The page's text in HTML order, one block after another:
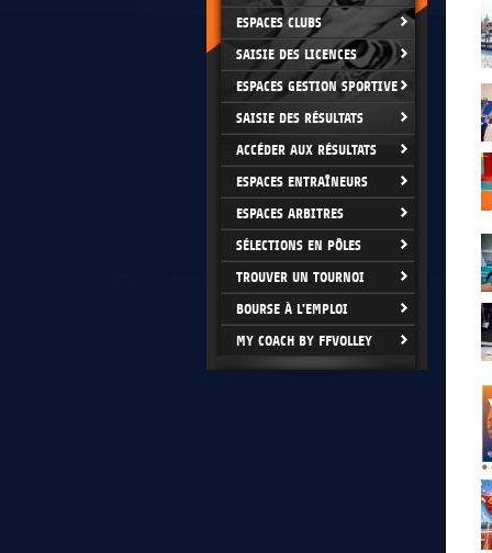
ESPACES CLUBS
SAISIE DES LICENCES
ESPACES GESTION SPORTIVE
SAISIE DES RÉSULTATS
ACCÉDER AUX RÉSULTATS
ESPACES ENTRAÎNEURS
ESPACES ARBITRES
SÉLECTIONS EN PÔLES
TROUVER UN TOURNOI
BOURSE À L'EMPLOI
MY COACH BY FFVOLLEY